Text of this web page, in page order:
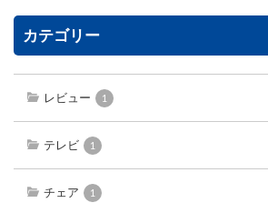
カテゴリー
レビュー 1
テレビ 1
チェア 1